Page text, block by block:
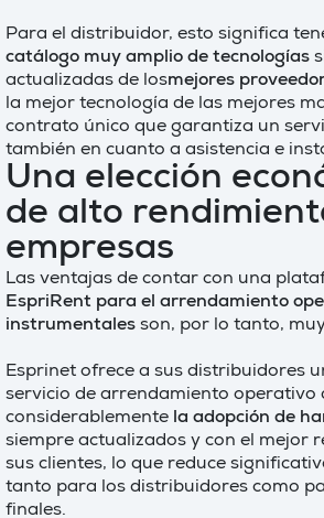
Para el distribuidor, esto significa
catálogo muy amplio de tecnologías
actualizadas de losmejores
la mejor tecnología de las mejores
contrato único que garantiza un
también en cuanto a asistencia e
Una elección
de alto
empresas
Las ventajas de contar con una
EspriRent para el arrendamiento
instrumentales son, por lo tanto,
Esprinet ofrece a sus distribuidores
servicio de arrendamiento operativo
considerablemente la adopción de
siempre actualizados y con el mejor
sus clientes, lo que reduce
tanto para los distribuidores como
finales.